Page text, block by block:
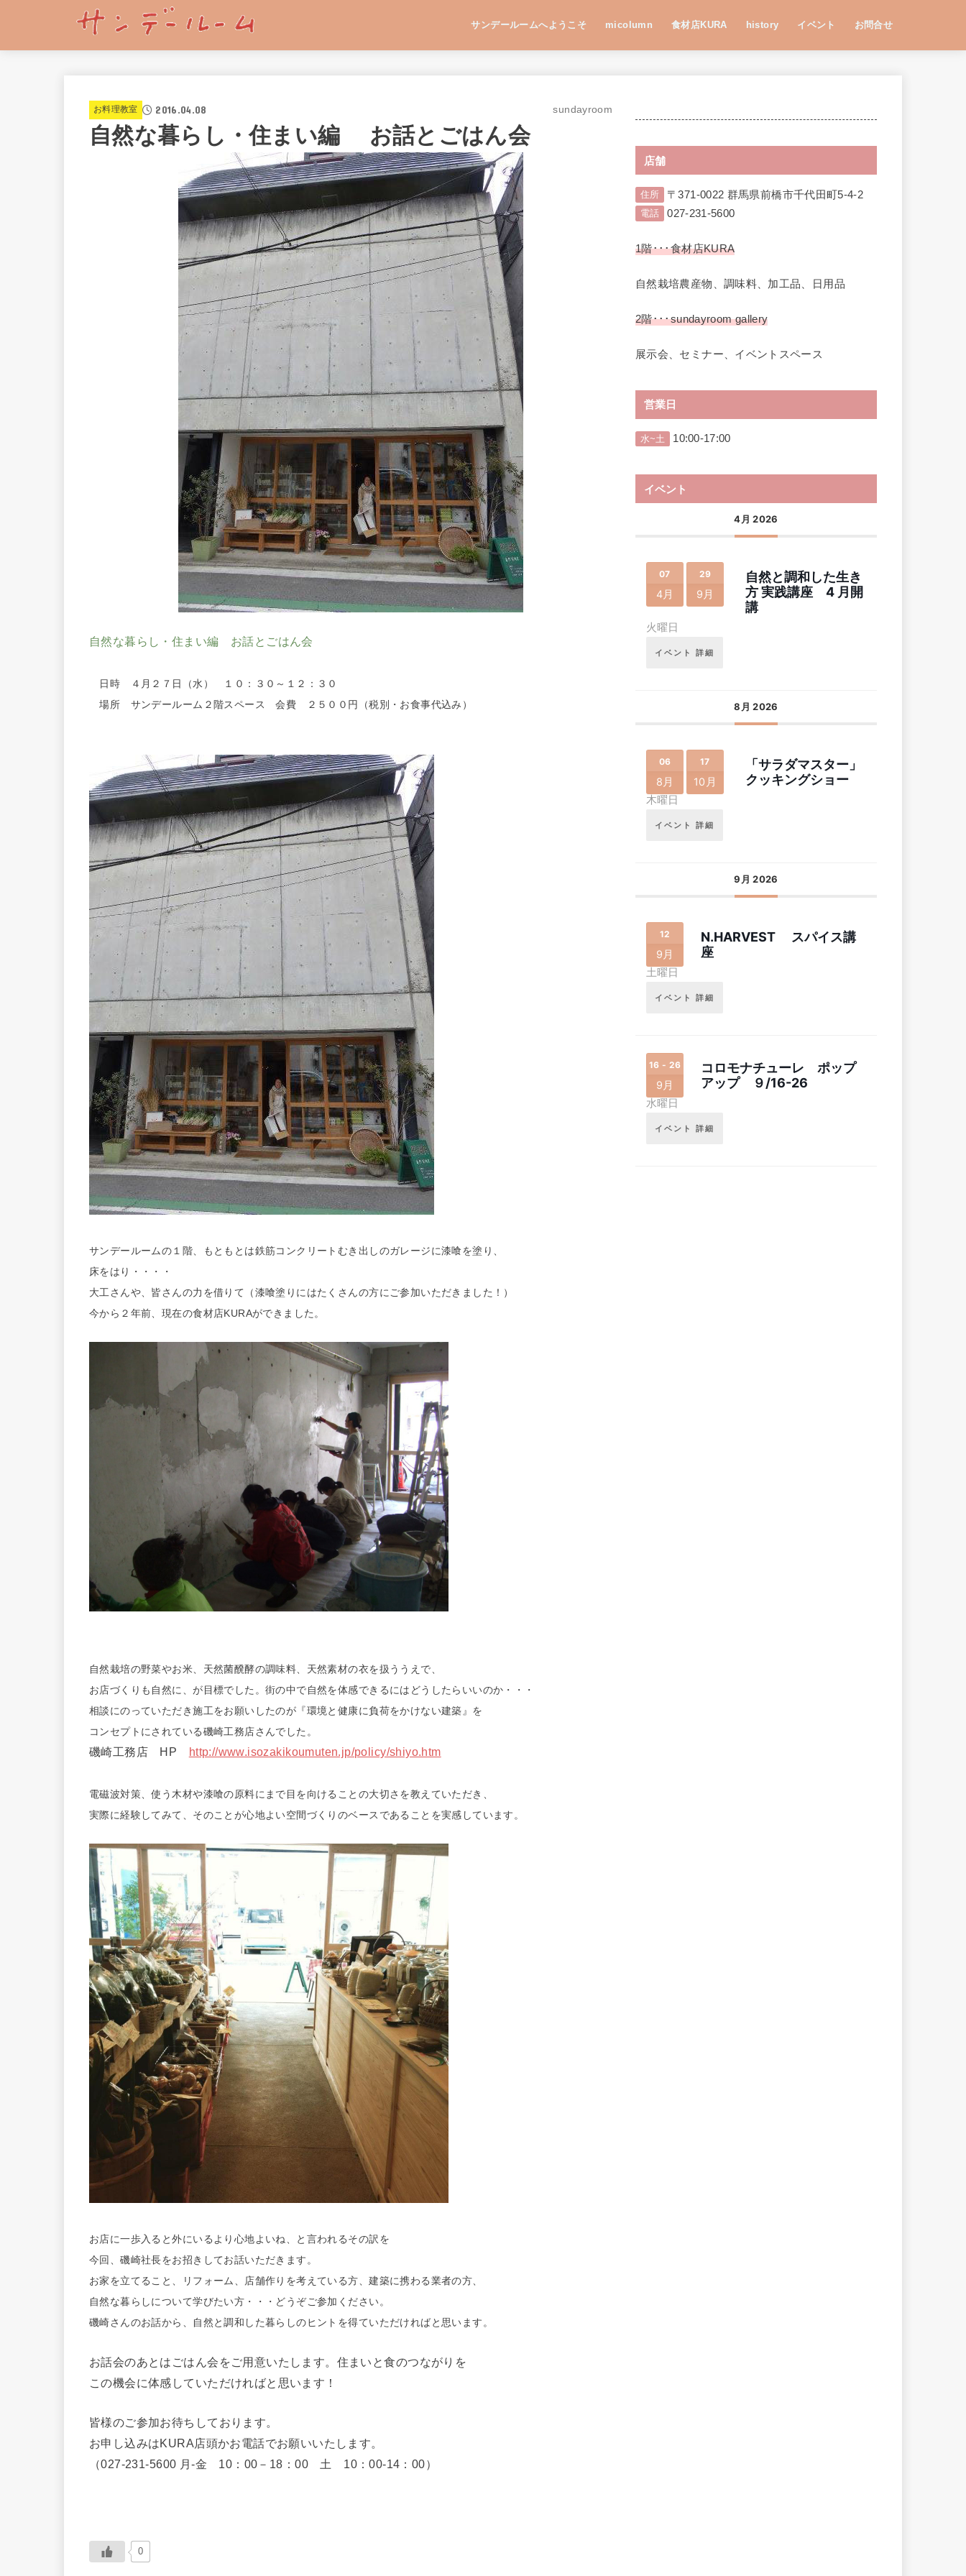
サンデールームへようこそ micolumn 食材店KURA history イベント お問合せ
お料理教室 2016.04.08 sundayroom
自然な暮らし・住まい編 お話とごはん会
自然な暮らし・住まい編 お話とごはん会
日時 ４月２７日（水） １０：３０～１２：３０
場所 サンデールーム２階スペース 会費 ２５００円（税別・お食事代込み）
サンデールームの１階、もともとは鉄筋コンクリートむき出しのガレージに漆喰を塗り、
床をはり・・・・
大工さんや、皆さんの力を借りて（漆喰塗りにはたくさんの方にご参加いただきました！）
今から２年前、現在の食材店KURAができました。
自然栽培の野菜やお米、天然菌醗酵の調味料、天然素材の衣を扱ううえで、
お店づくりも自然に、が目標でした。街の中で自然を体感できるにはどうしたらいいのか・・・
相談にのっていただき施工をお願いしたのが『環境と健康に負荷をかけない建築』を
コンセプトにされている磯崎工務店さんでした。
磯崎工務店 HP http://www.isozakikoumuten.jp/policy/shiyo.htm
電磁波対策、使う木材や漆喰の原料にまで目を向けることの大切さを教えていただき、
実際に経験してみて、そのことが心地よい空間づくりのベースであることを実感しています。
お店に一歩入ると外にいるより心地よいね、と言われるその訳を
今回、磯崎社長をお招きしてお話いただきます。
お家を立てること、リフォーム、店舗作りを考えている方、建築に携わる業者の方、
自然な暮らしについて学びたい方・・・どうぞご参加ください。
磯崎さんのお話から、自然と調和した暮らしのヒントを得ていただければと思います。
お話会のあとはごはん会をご用意いたします。住まいと食のつながりを
この機会に体感していただければと思います！
皆様のご参加お待ちしております。
お申し込みはKURA店頭かお電話でお願いいたします。
（027-231-5600 月-金 10：00－18：00 土 10：00-14：00）
0
店舗
住所 〒371-0022 群馬県前橋市千代田町5-4-2
電話 027-231-5600
1階･･･食材店KURA
自然栽培農産物、調味料、加工品、日用品
2階･･･sundayroom gallery
展示会、セミナー、イベントスペース
営業日
水~土 10:00-17:00
イベント
4月 2026
07
4月
29
9月
自然と調和した生き
方 実践講座 4 月開
講
火曜日
イベント 詳細
8月 2026
06
8月
17
10月
「サラダマスター」
クッキングショー
木曜日
イベント 詳細
9月 2026
12
9月
N.HARVEST スパイス講
座
土曜日
イベント 詳細
16 - 26
9月
コロモナチューレ ポップ
アップ ９/16-26
水曜日
イベント 詳細